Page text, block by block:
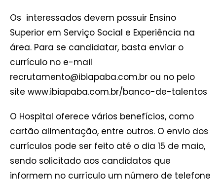
Os interessados devem possuir Ensino
Superior em Serviço Social e Experiência na
área. Para se candidatar, basta enviar o
currículo no e-mail
recrutamento@ibiapaba.com.br ou no pelo
site www.ibiapaba.com.br/banco-de-talentos
O Hospital oferece vários benefícios, como
cartão alimentação, entre outros. O envio dos
currículos pode ser feito até o dia 15 de maio,
sendo solicitado aos candidatos que
informem no currículo um número de telefone